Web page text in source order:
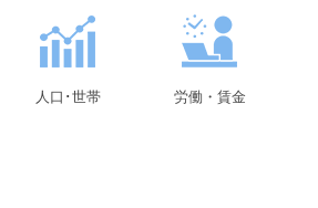
人口･世帯 労働・賃金